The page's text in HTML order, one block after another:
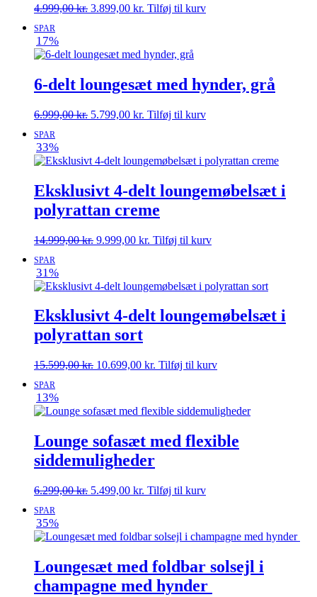
4.999,00kr. Den
4.999,00 kr..
3.899,00 kr. Den
3.899,00 kr..
Tilføj til kurv
SPAR
17%
6-delt loungesæt med hynder, grå
6.999,00kr. Den
6.999,00 kr..
5.799,00 kr. Den
5.799,00 kr..
Tilføj til kurv
SPAR
33%
Eksklusivt 4-delt loungemøbelsæt i
polyrattan creme
14.999,00kr. Den
14.999,00 kr..
9.999,00 kr. Den
9.999,00 kr..
Tilføj til kurv
SPAR
31%
Eksklusivt 4-delt loungemøbelsæt i
polyrattan sort
15.599,00kr. Den
15.599,00 kr..
10.699,00 kr. Den
10.699,00 kr..
Tilføj til kurv
SPAR
13%
Lounge sofasæt med flexible
siddemuligheder
6.299,00kr. Den
6.299,00 kr..
5.499,00 kr. Den
5.499,00 kr..
Tilføj til kurv
SPAR
35%
Loungesæt med foldbar solsejl i
champagne med hynder